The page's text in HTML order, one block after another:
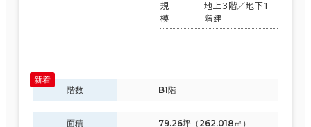
規
模
地上3階／地下1
階建
階数 B1階
面積 79.26坪（262.018㎡）